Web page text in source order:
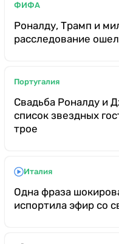
ФИФА
Роналду, Трамп и
расследование
Португалия
Свадьба Роналду и
список звездных
трое
Италия
Одна фраза
испортила эфир со